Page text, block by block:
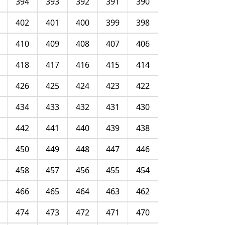
398
399
400
401
402
406
407
408
409
410
414
415
416
417
418
422
423
424
425
426
430
431
432
433
434
438
439
440
441
442
446
447
448
449
450
454
455
456
457
458
462
463
464
465
466
470
471
472
473
474